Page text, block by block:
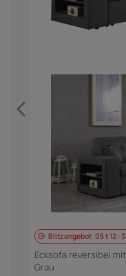
Blitzangebot 05t12 :
Ecksofa reversibel
Grau